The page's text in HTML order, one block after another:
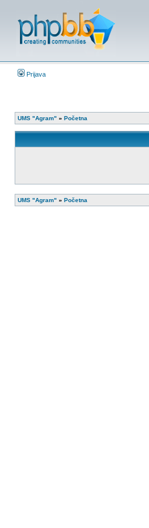
Prijava
UMS "Agram" » Početna
UMS "Agram" » Početna